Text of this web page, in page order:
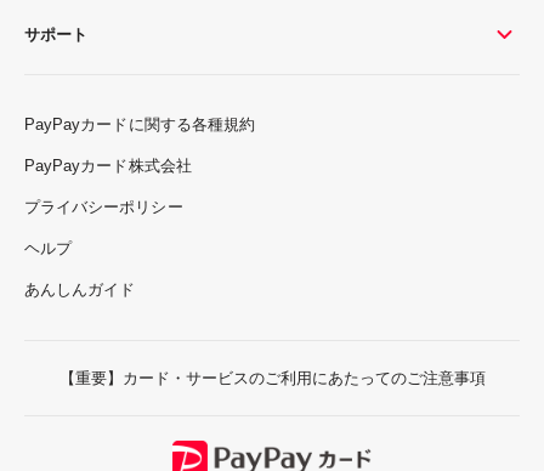
サポート
PayPayカードに関する各種規約
PayPayカード株式会社
プライバシーポリシー
ヘルプ
あんしんガイド
【重要】カード・サービスのご利用にあたってのご注意事項